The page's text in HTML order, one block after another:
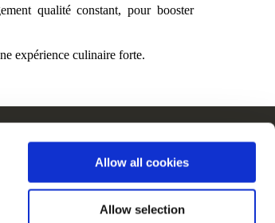
Allow all cookies
Allow selection
qualité constant, pour booster
expérience culinaire forte.